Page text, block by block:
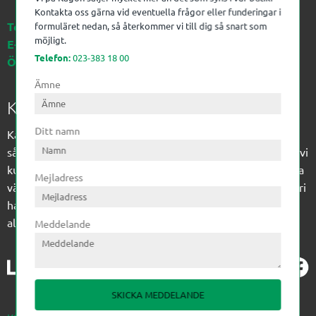
Telefon:023-383 18 00
E-post:kagon@kagon.se
Öppettider:Måndag-Fredag, 07-16
Kagon AB
Kagon har sedan 1972 levererat kompetens till
sågverksindustrin och övrig industri. Till träindustrin tillför vi
kunskap med optimeringslösningar från timmerplanen hela
vägen fram till paketering/emballering och till övrig industri
har vi ett komplement sortiment av teknikprodukter med
allt ifrån slangtillverkning till transmission och lager.
Kontakta oss gärna vid eventuella frågor eller funderingar i
formuläret nedan, så återkommer vi till dig så snart som
möjligt.
Telefon:023-383 18 00
Ämne
Ditt namn
Mejladress
Meddelande
SKICKA MEDDELANDE